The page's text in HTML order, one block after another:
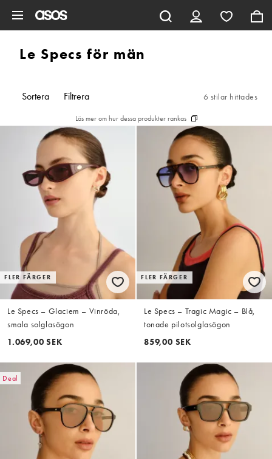
Le Specs för män
Sortera Filtrera 6 stilar hittades
Läs mer om hur dessa produkter rankas
FLER FÄRGER
Le Specs – Glaciem – Vinröda,
smala solglasögon
1.069,00 SEK
FLER FÄRGER
Le Specs – Tragic Magic – Blå,
tonade pilotsolglasögon
859,00 SEK
Deal